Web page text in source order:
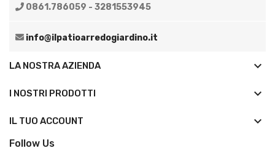
0861.786059 - 3281553945
info@ilpatioarredogiardino.it
LA NOSTRA AZIENDA keyboard_arrow_down
I NOSTRI PRODOTTI keyboard_arrow_down
IL TUO ACCOUNT 
Follow Us